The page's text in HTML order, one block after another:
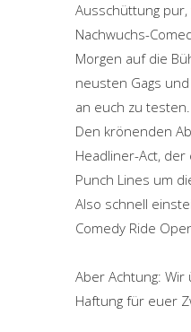
Ausschüttung
Nachwuchs-
Morgen auf die
neusten Gags
an euch zu testen.
Den krönenden
Headliner-Act,
Punch Lines um
Also schnell
Comedy Ride
Aber Achtung:
Haftung für euer